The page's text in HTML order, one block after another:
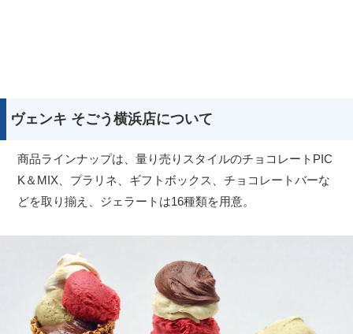
ヴェンキ そごう横浜店について
商品ラインナップは、量り売りスタイルのチョコレートPIC
K＆MIX、プラリネ、ギフトボックス、チョコレートバーな
どを取り揃え、ジェラートは16種類を用意。